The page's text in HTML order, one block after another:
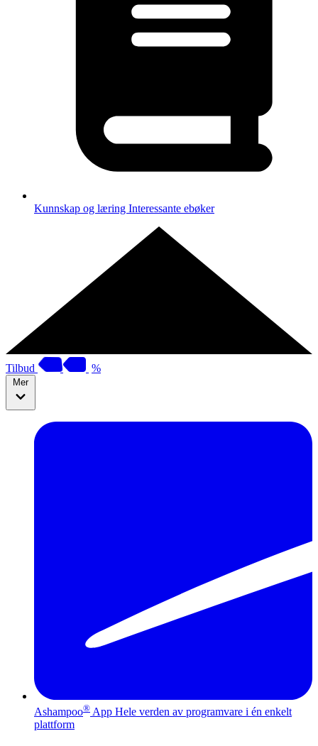
Kunnskap og læring Interessante ebøker
Tilbud %
Mer
Ashampoo® App Hele verden av programvare i én enkelt
plattform